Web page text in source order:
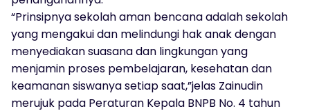
“Prinsipnya sekolah aman bencana adalah sekolah
yang mengakui dan melindungi hak anak dengan
menyediakan suasana dan lingkungan yang
menjamin proses pembelajaran, kesehatan dan
keamanan siswanya setiap saat,”jelas Zainudin
merujuk pada Peraturan Kepala BNPB No. 4 tahun